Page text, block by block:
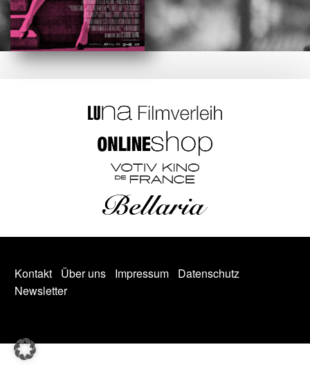
Kontakt Über uns Impressum
Datenschutz
Newsletter